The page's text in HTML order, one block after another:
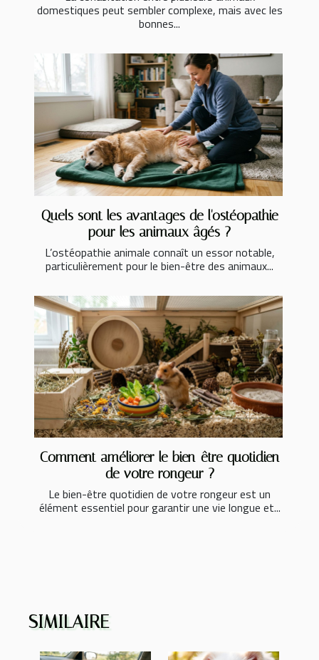
domestiques peut sembler complexe, mais avec les
bonnes...
Quels sont les avantages de l'ostéopathie
pour les animaux âgés ?
L’ostéopathie animale connaît un essor notable,
particulièrement pour le bien-être des animaux...
Comment améliorer le bien-être quotidien
de votre rongeur ?
Le bien-être quotidien de votre rongeur est un
élément essentiel pour garantir une vie longue et...
SIMILAIRE